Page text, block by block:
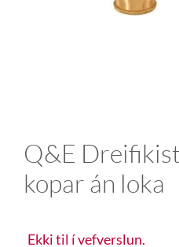
Q&E
kopar án loka
Ekki til í vefverslun.